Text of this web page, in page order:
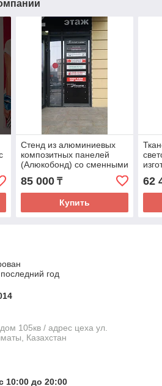
Стенд из алюминиевых
композитных панелей
(Алюкобонд) со сменными
табличками (размер
0,8х2,1м)
85 000₸
Купить
62
год
105кв / адрес цеха ул.
Казахстан
10:00 до 20:00